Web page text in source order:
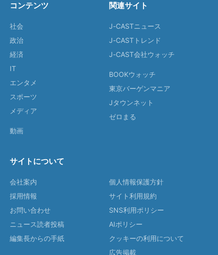
コンテンツ
社会
政治
経済
IT
エンタメ
スポーツ
メディア
動画
関連サイト
J-CASTニュース
J-CASTトレンド
J-CAST会社ウォッチ
BOOKウォッチ
東京バーゲンマニア
Jタウンネット
ゼロまる
サイトについて
会社案内
採用情報
お問い合わせ
ニュース読者投稿
編集長からの手紙
個人情報保護方針
サイト利用規約
SNS利用ポリシー
AIポリシー
クッキーの利用について
広告掲載